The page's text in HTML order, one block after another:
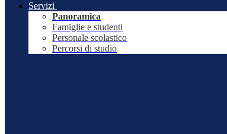
Servizi
Panoramica
Famiglie e studenti
Personale scolastico
Percorsi di studio